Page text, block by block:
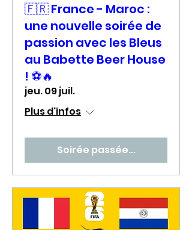
🇫🇷 France - Maroc :
une nouvelle soirée de
passion avec les Bleus
au Babette Beer House
! ⚽🔥
jeu. 09 juil.
Plus d'infos
Soirée passée...